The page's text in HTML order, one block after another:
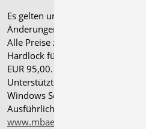
Es gelten unsere
Änderungen und Irrtümer
Alle Preise zzgl. Versandkosten
Hardlock für Einzelplatzlizenz, je
EUR 95,00. Folgelizenz-/
Unterstützte Betriebssysteme:
Windows Server 2025 mit
Ausführliche Informationen auf
www.mbaec.de/service/